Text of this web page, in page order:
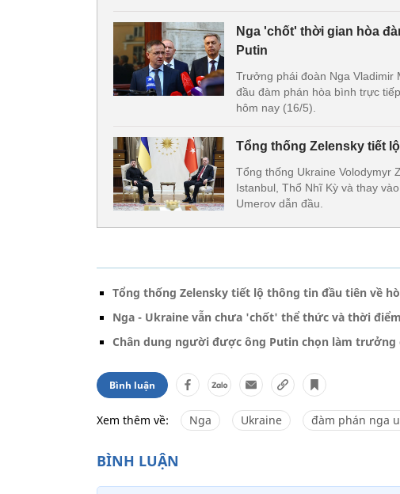
Nga 'chốt' thời gian hòa
Putin
Trưởng phái đoàn Nga Vladimir
đầu đàm phán hòa bình trực
hôm nay (16/5).
Tổng thống Zelensky tiết
Tổng thống Ukraine Volodymyr
Istanbul, Thổ Nhĩ Kỳ và thay
Umerov dẫn đầu.
Tổng thống Zelensky tiết lộ thông tin đầu tiên về
Nga - Ukraine vẫn chưa 'chốt' thể thức và thời
Chân dung người được ông Putin chọn làm trưởng
Bình luận
Xem thêm về: Nga Ukraine đàm phán nga